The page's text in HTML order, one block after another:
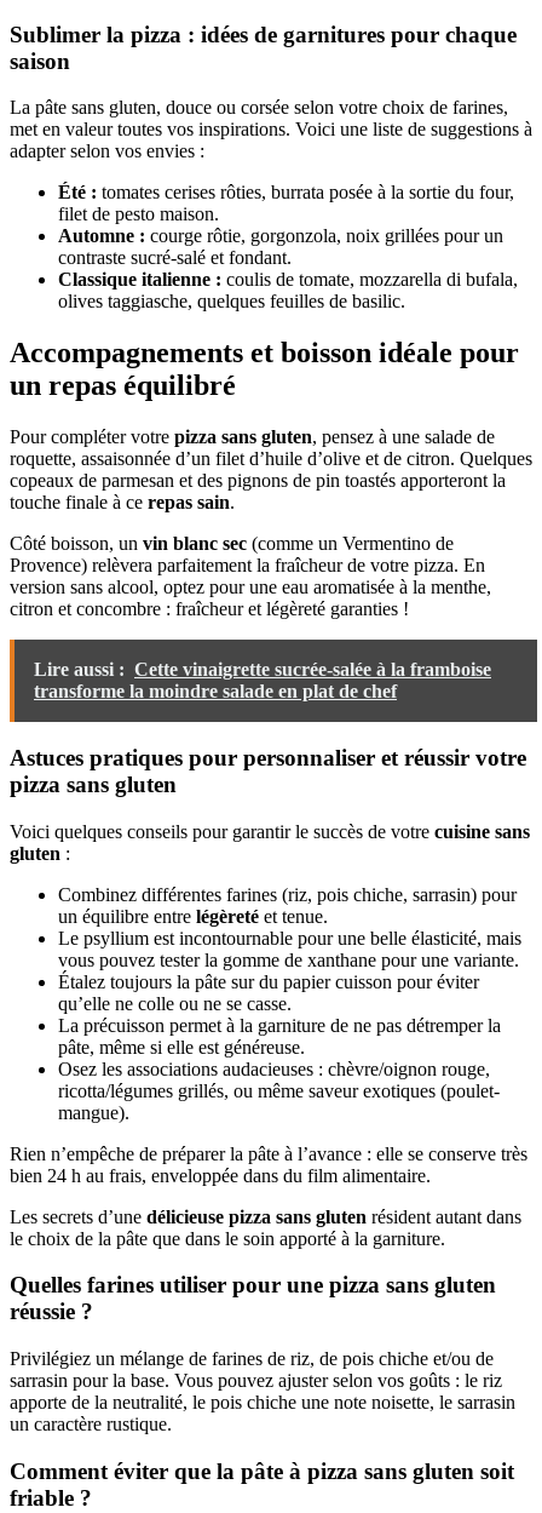
Sublimer la pizza : idées de garnitures pour chaque
saison
La pâte sans gluten, douce ou corsée selon votre choix de farines,
met en valeur toutes vos inspirations. Voici une liste de suggestions à
adapter selon vos envies :
Été : tomates cerises rôties, burrata posée à la sortie du four,
filet de pesto maison.
Automne : courge rôtie, gorgonzola, noix grillées pour un
contraste sucré-salé et fondant.
Classique italienne : coulis de tomate, mozzarella di bufala,
olives taggiasche, quelques feuilles de basilic.
Accompagnements et boisson idéale pour
un repas équilibré
Pour compléter votre pizza sans gluten, pensez à une salade de
roquette, assaisonnée d’un filet d’huile d’olive et de citron. Quelques
copeaux de parmesan et des pignons de pin toastés apporteront la
touche finale à ce repas sain.
Côté boisson, un vin blanc sec (comme un Vermentino de
Provence) relèvera parfaitement la fraîcheur de votre pizza. En
version sans alcool, optez pour une eau aromatisée à la menthe,
citron et concombre : fraîcheur et légèreté garanties !
Lire aussi : Cette vinaigrette sucrée-salée à la framboise
transforme la moindre salade en plat de chef
Astuces pratiques pour personnaliser et réussir votre
pizza sans gluten
Voici quelques conseils pour garantir le succès de votre cuisine sans
gluten :
Combinez différentes farines (riz, pois chiche, sarrasin) pour
un équilibre entre légèreté et tenue.
Le psyllium est incontournable pour une belle élasticité, mais
vous pouvez tester la gomme de xanthane pour une variante.
Étalez toujours la pâte sur du papier cuisson pour éviter
qu’elle ne colle ou ne se casse.
La précuisson permet à la garniture de ne pas détremper la
pâte, même si elle est généreuse.
Osez les associations audacieuses : chèvre/oignon rouge,
ricotta/légumes grillés, ou même saveur exotiques (poulet-
mangue).
Rien n’empêche de préparer la pâte à l’avance : elle se conserve très
bien 24 h au frais, enveloppée dans du film alimentaire.
Les secrets d’une délicieuse pizza sans gluten résident autant dans
le choix de la pâte que dans le soin apporté à la garniture.
Quelles farines utiliser pour une pizza sans gluten
réussie ?
Privilégiez un mélange de farines de riz, de pois chiche et/ou de
sarrasin pour la base. Vous pouvez ajuster selon vos goûts : le riz
apporte de la neutralité, le pois chiche une note noisette, le sarrasin
un caractère rustique.
Comment éviter que la pâte à pizza sans gluten soit
friable ?